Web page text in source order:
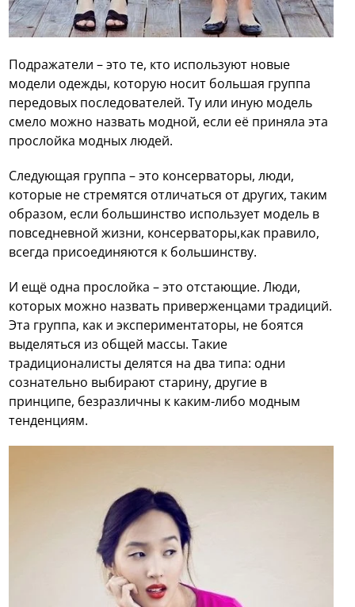
Подражатели – это те, кто используют новые
модели одежды, которую носит большая группа
передовых последователей. Ту или иную модель
смело можно назвать модной, если её приняла эта
прослойка модных людей.
Следующая группа – это консерваторы, люди,
которые не стремятся отличаться от других, таким
образом, если большинство использует модель в
повседневной жизни, консерваторы,как правило,
всегда присоединяются к большинству.
И ещё одна прослойка – это отстающие. Люди,
которых можно назвать приверженцами традиций.
Эта группа, как и экспериментаторы, не боятся
выделяться из общей массы. Такие
традиционалисты делятся на два типа: одни
сознательно выбирают старину, другие в
принципе, безразличны к каким-либо модным
тенденциям.